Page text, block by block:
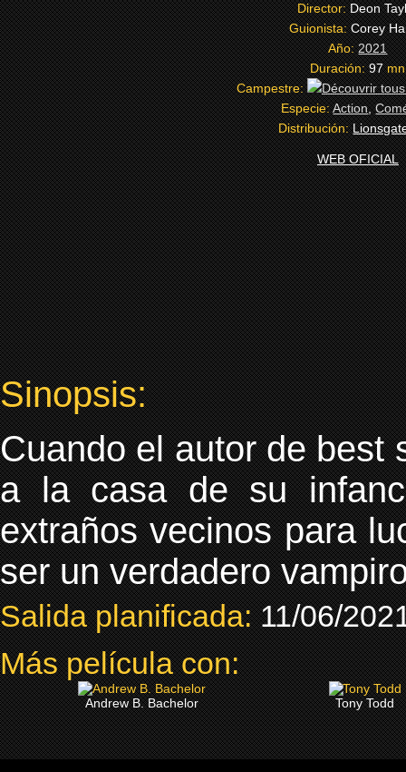
Director:Deon
Guionista:Corey
Año:2021
Duración:97mn
Campestre:
Especie:Action,
Distribución:
WEB OFICIAL
Sinopsis:
Cuando el autor de best
a la casa de su
extraños vecinos para
ser un verdadero
Salida planificada:11/06/
Más película con:
Andrew B. Bachelor Tony Todd